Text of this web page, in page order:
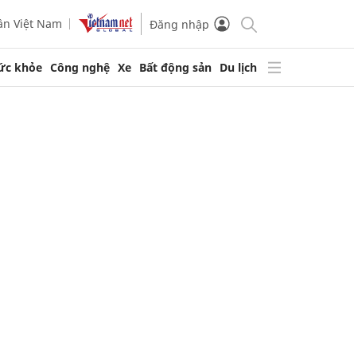
Việt Nam Đăng nhập
khỏe Công nghệ Xe Bất động sản Du lịch